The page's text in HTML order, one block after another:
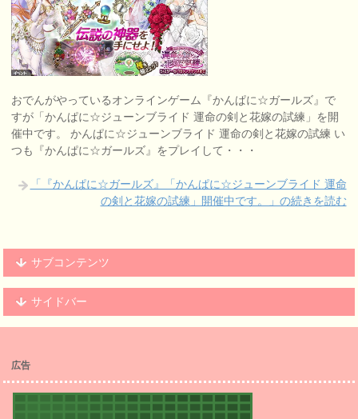
おでんがやっているオンラインゲーム『かんぱに☆ガールズ』で
すが「かんぱに☆ジューンブライド 運命の剣と花嫁の試練」を開
催中です。 かんぱに☆ジューンブライド 運命の剣と花嫁の試練 い
つも『かんぱに☆ガールズ』をプレイして・・・
「『かんぱに☆ガールズ』「かんぱに☆ジューンブライド 運命
の剣と花嫁の試練」開催中です。」の続きを読む
サブコンテンツ
サイドバー
広告